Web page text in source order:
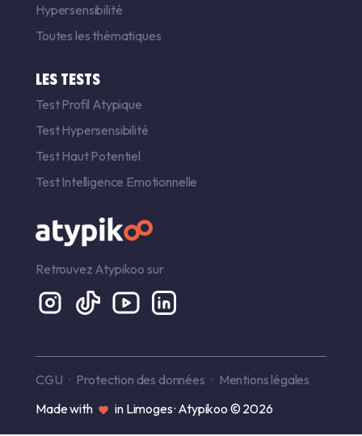
Hypersensibilité
Toutes les thématiques
LES TESTS
Test Profil Atypique
Test Hypersensibilité
Test Haut Potentiel
Test Intelligence Emotionnelle
Retrouvez Atypikoo sur
CGU Protection des données
Mentions légales
Made with
in Limoges · Atypikoo © 2026